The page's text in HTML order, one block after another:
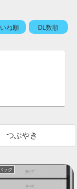
ね順 DL数順
つぶやき
ック